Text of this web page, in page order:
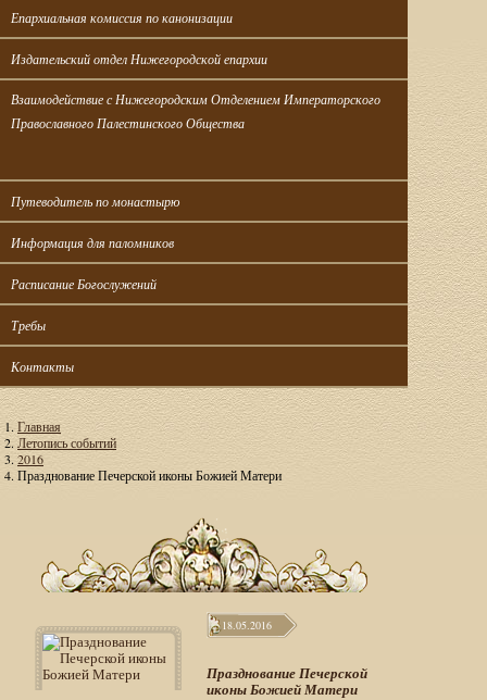
Епархиальная комиссия по канонизации
Издательский отдел Нижегородской епархии
Взаимодействие с Нижегородским Отделением Императорского
Православного Палестинского Общества
Путеводитель по монастырю
Информация для паломников
Расписание Богослужений
Требы
Контакты
Главная
Летопись событий
2016
Празднование Печерской иконы Божией Матери
18.05.2016
Празднование Печерской
иконы Божией Матери